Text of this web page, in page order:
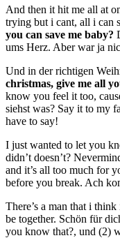
And then it hit me all at
trying but i cant, all i can
you can save me baby?
ums Herz. Aber war ja
Und in der richtigen
christmas, give me all
know you feel it too,
siehst was? Say it to my
have to say!
I just wanted to let you
didn’t doesn’t?
and it’s all too much for
before you break. Ach
There’s a man that i
be together. Schön für
you know that?, und (2)